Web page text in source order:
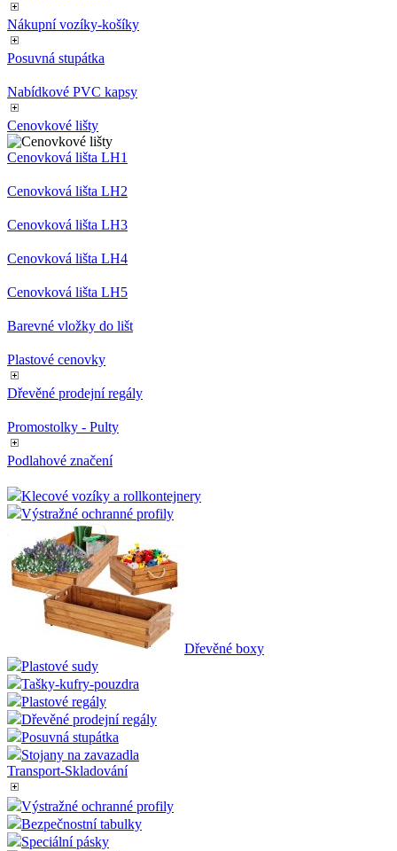
Nákupní vozíky-košíky
Posuvná stupátka
Nabídkové PVC kapsy
Cenovkové lišty
Cenovková lišta LH1
Cenovková lišta LH2
Cenovková lišta LH3
Cenovková lišta LH4
Cenovková lišta LH5
Barevné vložky do lišt
Plastové cenovky
Dřevěné prodejní regály
Promostolky - Pulty
Podlahové značení
Klecové vozíky a rollkontejnery
Výstražné ochranné profily
Dřevěné boxy
Plastové sudy
Tašky-kufry-pouzdra
Plastové regály
Dřevěné prodejní regály
Posuvná stupátka
Stojany na zavazadla
Transport-Skladování
Výstražné ochranné profily
Bezpečnostní tabulky
Speciální pásky